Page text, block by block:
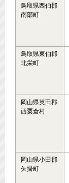
鳥取県西伯郡
南部町
鳥取県東伯郡
北栄町
岡山県英田郡
西粟倉村
岡山県小田郡
矢掛町